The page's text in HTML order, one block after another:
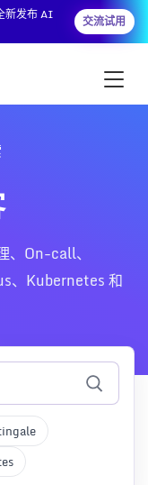
新发布 AI
交流试用
、On-call、
、Kubernetes 和